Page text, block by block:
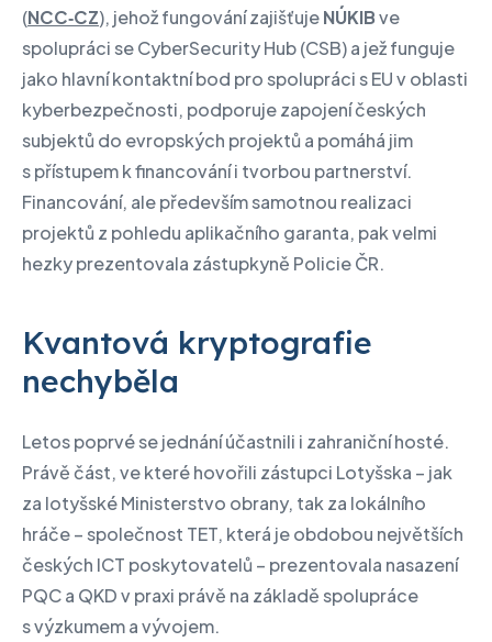
(NCC‑CZ), jehož fungování zajišťujeNÚKIBve
spolupráci se CyberSecurity Hub (CSB) a jež funguje
jako hlavní kontaktní bod pro spolupráci s EU v oblasti
kyberbezpečnosti, podporuje zapojení českých
subjektů do evropských projektů a pomáhá jim
s přístupem k financování i tvorbou partnerství.
Financování, ale především samotnou realizaci
projektů z pohledu aplikačního garanta, pak velmi
hezky prezentovala zástupkyně Policie ČR.
Kvantová kryptografie
nechyběla
Letos poprvé se jednání účastnili i zahraniční hosté.
Právě část, ve které hovořili zástupci Lotyšska – jak
za lotyšské Ministerstvo obrany, tak za lokálního
hráče – společnost TET, která je obdobou největších
českých ICT poskytovatelů – prezentovala nasazení
PQC a QKD v praxi právě na základě spolupráce
s výzkumem a vývojem.